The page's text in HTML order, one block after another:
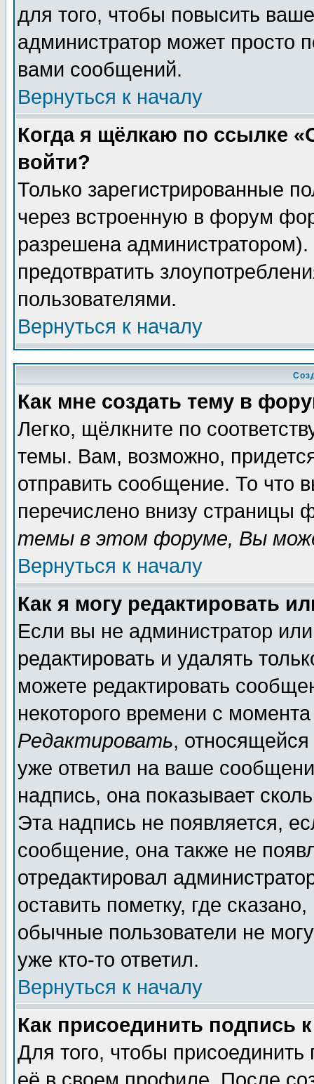
для того, чтобы повысить
администратор может просто
вами сообщений.
Вернуться к началу
Когда я щёлкаю по ссылке
войти?
Только зарегистрированные
через встроенную в форум
разрешена
предотвратить
пользователями.
Вернуться к началу
Как мне создать тему в
Легко, щёлкните по
темы. Вам, возможно,
отправить сообщение. То что
перечислено внизу страницы
темы в этом форуме, Вы
Вернуться к началу
Как я могу редактировать
Если вы не администратор
редактировать и удалять
можете редактировать
некоторого времени с
Редактировать,
уже ответил на ваше
надпись, она показывает
Эта надпись не появляется,
сообщение, она также не
отредактировал
оставить пометку, где
обычные пользователи не
уже кто-то ответил.
Вернуться к началу
Как присоединить подпись
Для того, чтобы